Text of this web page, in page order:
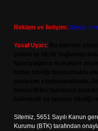
Reklam ve İletişim: Skype:
Yasal Uyarı:
Sitemiz, 5651 Sayılı Kanun
Kurumu (BTK) tarafından